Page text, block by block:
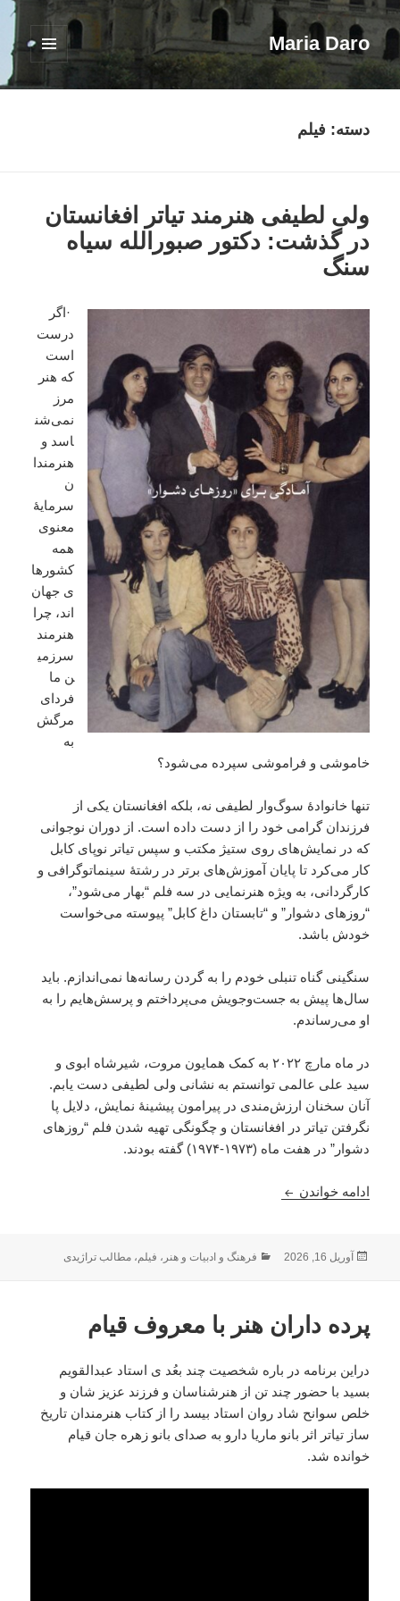
Maria Daro
فهرست
ابزارک‌ها
دسته: فیلم
ولی لطیفی هنرمند تیاتر افغانستان
در گذشت: دکتور صبورالله سیاه
سنگ
·اگر
درست
است
که هنر
مرز
نمی‌شن
اسد و
هنرمندا
ن
سرمایۀ
معنوی
همه
کشورها
ی جهان
اند، چرا
هنرمند
سرزمی
ن ما
فردای
مرگش
به
خاموشی و فراموشی سپرده می‌شود؟
تنها خانوادۀ سوگ‌وار لطیفی نه، بلکه افغانستان یکی از
فرزندان گرامی خود را از دست داده است. از دوران نوجوانی
که در نمایش‌های روی ستیژ مکتب و سپس تیاتر نوپای کابل
کار می‌کرد تا پایان آموزش‌های برتر در رشتۀ سینماتوگرافی و
کارگردانی، به ویژه هنرنمایی در سه فلم “بهار می‌شود”،
“روزهای دشوار” و “تابستان داغ کابل” پیوسته می‌خواست
خودش باشد.
سنگینی گناه تنبلی خودم را به گردن رسانه‌ها نمی‌اندازم. باید
سال‌ها پیش به جست‌وجویش می‌پرداختم و پرسش‌هایم را به
او می‌رساندم.
در ماه مارچ ۲۰۲۲ به کمک همایون مروت، شیرشاه ابوی و
سید علی عالمی توانستم به نشانی ولی لطیفی دست یابم.
آنان سخنان ارزش‌مندی در پیرامون پیشینۀ نمایش‌، دلایل پا
نگرفتن تیاتر در افغانستان و چگونگی تهیه شدن فلم “روزهای
دشوار” در هفت ماه (۱۹۷۳-۱۹۷۴) گفته بودند.
ادامه خواندن ولی لطیفی هنرمند تیاتر افغانستان در گذشت: دکتور
ارسال
آوریل 16, 2026 دسته‌ها
فرهنگ و ادبیات و هنر ، فیلم،مطالب تراژیدی
پرده داران هنر با معروف قیام
دراین برنامه در باره شخصیت چند بعُد ی استاد عبدالقویم
بسید با حضور چند تن از هنرشناسان و فرزند عزیز شان و
خلص سوانح شاد روان استاد بیسد را از کتاب هنرمندان تاریخ
ساز تیاتر اثر بانو ماریا دارو به صدای بانو زهره جان قیام
خوانده شد.